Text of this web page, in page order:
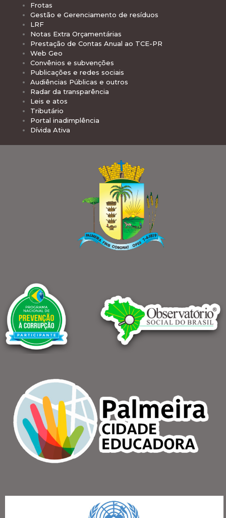
Frotas
Gestão e Gerenciamento de resíduos
LRF
Notas Extra Orçamentárias
Prestação de Contas Anual ao TCE-PR
Web Geo
Convênios e subvenções
Publicações e redes sociais
Audiências Públicas e outros
Radar da transparência
Leis e atos
Tributário
Portal inadimplência
Dívida Ativa